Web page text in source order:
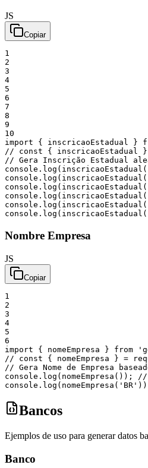
JS
Copiar
1
2
3
4
5
6
7
8
9
10
import
{ inscricaoEstadual }
// const { inscricaoEstadual }
// Gera Inscrição Estadual
console . log ( inscricaoEstadual (
console . log ( inscricaoEstadual (
console . log ( inscricaoEstadual (
console . log ( inscricaoEstadual (
console . log ( inscricaoEstadual (
console . log ( inscricaoEstadual (
Nombre Empresa
JS
Copiar
1
2
3
4
5
6
import
{ nomeEmpresa } from
// const { nomeEmpresa } =
// Gera Nome de Empresa
console . log ( nomeEmpresa ( ) ) ;
//
console . log ( nomeEmpresa ( 'BR' ) )
Bancos
Ejemplos de uso para generar datos
Banco